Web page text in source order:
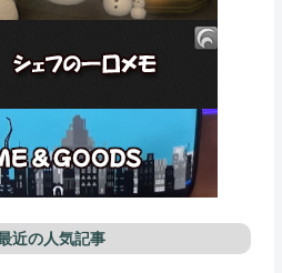
近の人気記事